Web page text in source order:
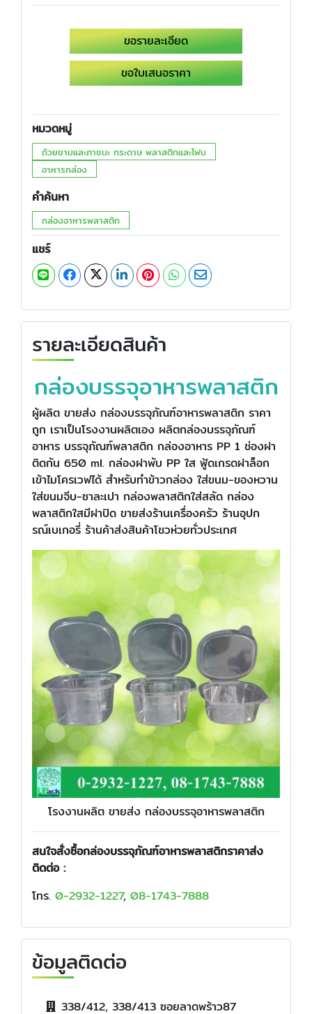
ขอรายละเอียด
ขอใบเสนอราคา
หมวดหมู่
ถ้วยชามและภาชนะ กระดาษ พลาสติกและโฟม
อาหารกล่อง
คำค้นหา
กล่องอาหารพลาสติก
แชร์
รายละเอียดสินค้า
กล่องบรรจุอาหารพลาสติก
ผู้ผลิต ขายส่ง กล่องบรรจุภัณฑ์อาหารพลาสติก ราคา
ถูก เราเป็นโรงงานผลิตเอง ผลิตกล่องบรรจุภัณฑ์
อาหาร บรรจุภัณฑ์พลาสติก กล่องอาหาร PP 1 ช่องฝา
ติดกัน 650 ml. กล่องฝาพับ PP ใส ฟู้ดเกรดฝาล็อก
เข้าไมโครเวฟได้ สำหรับทำข้าวกล่อง ใส่ขนม-ของหวาน
ใส่ขนมจีบ-ซาละเปา กล่องพลาสติกใส่สลัด กล่อง
พลาสติกใสมีฝาปิด ขายส่งร้านเครื่องครัว ร้านอุปก
รณ์เบเกอรี่ ร้านค้าส่งสินค้าโชวห่วยทั่วประเทศ
โรงงานผลิต ขายส่ง กล่องบรรจุอาหารพลาสติก
สนใจสั่งซื้อกล่องบรรจุภัณฑ์อาหารพลาสติกราคาส่ง
ติดต่อ :
โทร. 0-2932-1227, 08-1743-7888
ข้อมูลติดต่อ
338/412, 338/413 ซอยลาดพร้าว87